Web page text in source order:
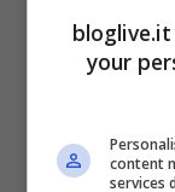
your
content
services